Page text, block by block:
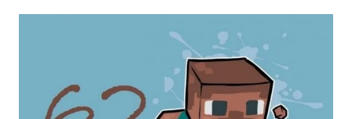
جح
بطيخ
رقي
#63
|
63#
MINECRAFT